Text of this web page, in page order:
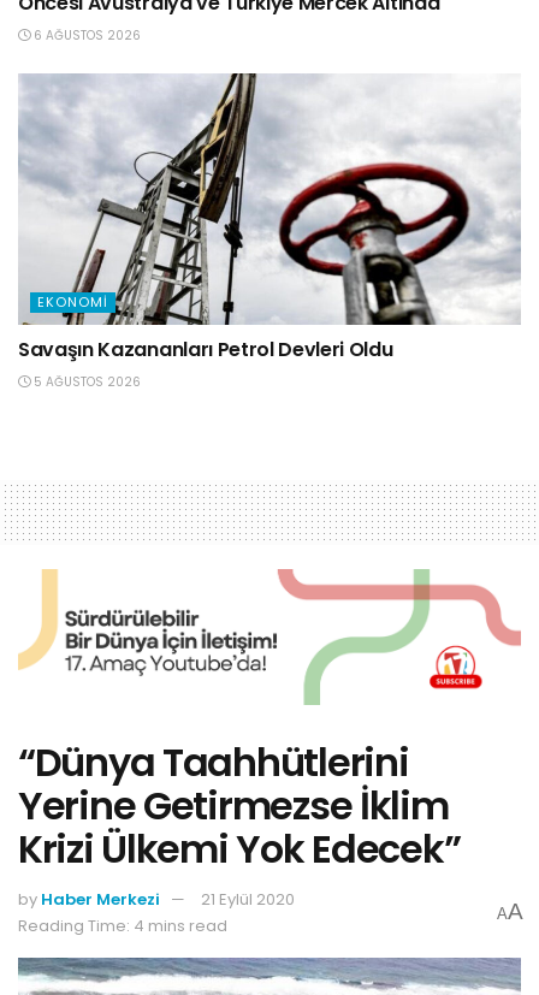
6 AĞUSTOS 2026
EKONOMI
Savaşın Kazananları Petrol Devleri Oldu
5 AĞUSTOS 2026
“Dünya Taahhütlerini
Yerine Getirmezse İklim
Krizi Ülkemi Yok Edecek”
by Haber Merkezi
21 Eylül 2020
Reading Time: 4 mins read
AA